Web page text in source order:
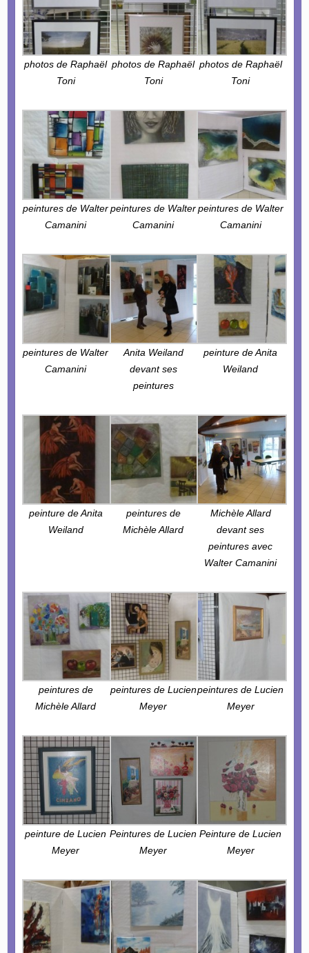
photos de Raphaël
Toni
photos de Raphaël
Toni
photos de Raphaël
Toni
peintures de Walter
Camanini
peintures de Walter
Camanini
peintures de Walter
Camanini
peintures de Walter
Camanini
Anita Weiland
devant ses
peintures
peinture de Anita
Weiland
peinture de Anita
Weiland
peintures de
Michèle Allard
Michèle Allard
devant ses
peintures avec
Walter Camanini
peintures de
Michèle Allard
peintures de Lucien
Meyer
peintures de Lucien
Meyer
peinture de Lucien
Meyer
Peintures de Lucien
Meyer
Peinture de Lucien
Meyer